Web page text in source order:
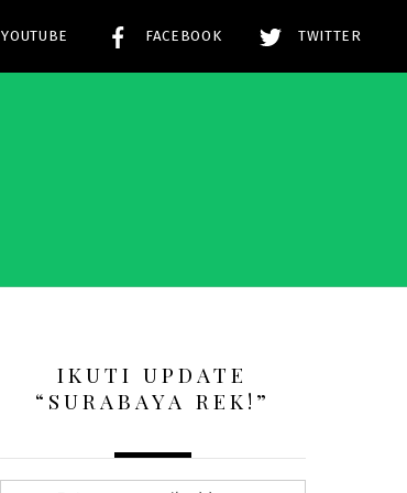
YOUTUBE FACEBOOK TWITTER
IKUTI UPDATE
“SURABAYA REK!”